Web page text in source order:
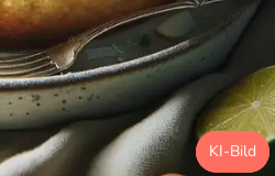
KI-Bild